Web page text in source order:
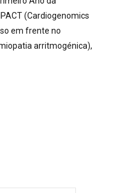
(Cardiogenomics
em frente no
arritmogénica),